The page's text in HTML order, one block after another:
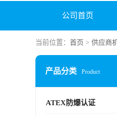
公司首页
当前位置： 首页 > 供应商
产品分类 Product
ATEX防爆认证